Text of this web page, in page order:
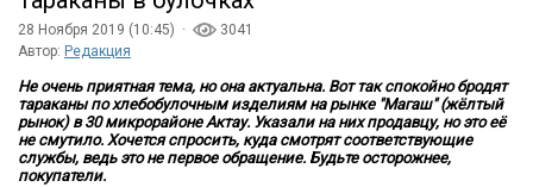
28 Ноября 2019 (10:45) ·
3041
Автор: Редакция
Не очень приятная тема, но она актуальна. Вот так спокойно бродят
тараканы по хлебобулочным изделиям на рынке "Магаш" (жёлтый
рынок) в 30 микрорайоне Актау. Указали на них продавцу, но это её
не смутило. Хочется спросить, куда смотрят соответствующие
службы, ведь это не первое обращение. Будьте осторожнее,
покупатели.